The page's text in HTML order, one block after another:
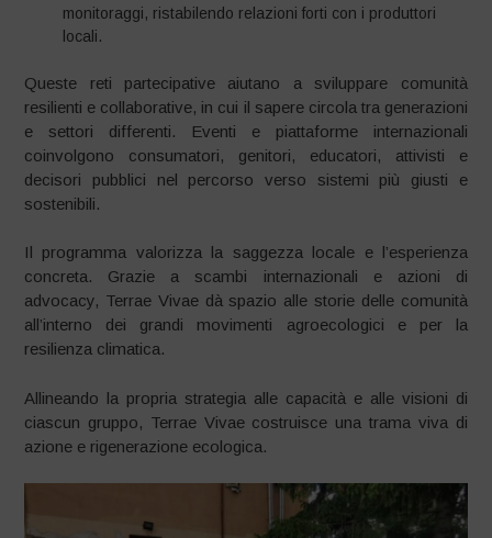
monitoraggi, ristabilendo relazioni forti con i produttori
locali.
Queste reti partecipative aiutano a sviluppare comunità
resilienti e collaborative, in cui il sapere circola tra generazioni
e settori differenti. Eventi e piattaforme internazionali
coinvolgono consumatori, genitori, educatori, attivisti e
decisori pubblici nel percorso verso sistemi più giusti e
sostenibili.
Il programma valorizza la saggezza locale e l’esperienza
concreta. Grazie a scambi internazionali e azioni di
advocacy, Terrae Vivae dà spazio alle storie delle comunità
all’interno dei grandi movimenti agroecologici e per la
resilienza climatica.
Allineando la propria strategia alle capacità e alle visioni di
ciascun gruppo, Terrae Vivae costruisce una trama viva di
azione e rigenerazione ecologica.